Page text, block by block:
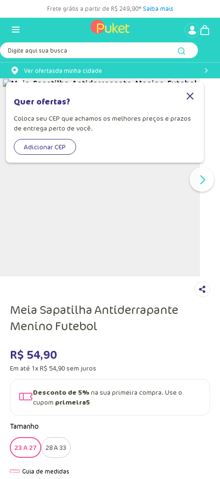
Frete grátis a partir de R$ 249,90* Saiba mais
Digite aqui sua busca
Ver ofertasda minha cidade
Quer ofertas?
Coloca seu CEP que achamos os melhores preços e prazos
de entrega perto de você.
Adicionar CEP
Meia Sapatilha Antiderrapante
Menino Futebol
R$ 54,90
Em até 1xR$ 54,90 sem juros
Desconto de 5%na sua primeira compra. Use o
cupom primeira5
Tamanho
23 A 27 28 A 33